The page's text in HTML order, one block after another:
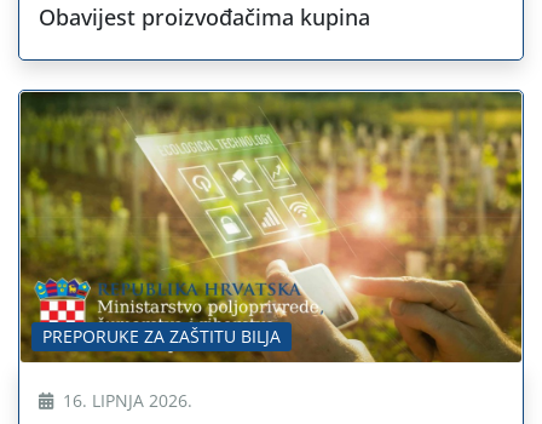
Obavijest proizvođačima kupina
PREPORUKE ZA ZAŠTITU BILJA
16. LIPNJA 2026.